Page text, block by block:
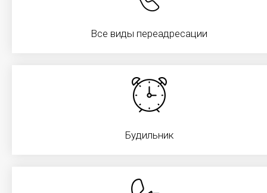
Все виды переадресации
Будильник
инфраструктуры (ресурсы по требованию – серверы,
обеспечение), с доступом к ним через сеть Интернет, то